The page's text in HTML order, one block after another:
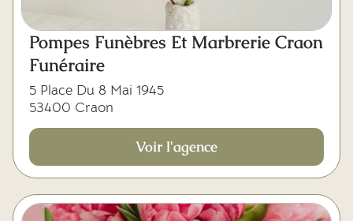
Pompes Funèbres Et Marbrerie Craon
Funéraire
5 Place Du 8 Mai 1945
53400 Craon
Voir l'agence